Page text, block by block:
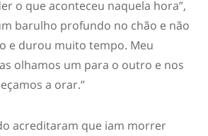
o que aconteceu naquela hora”,
barulho profundo no chão e não
e durou muito tempo. Meu
olhamos um para o outro e nos
a orar.”
acreditaram que iam morrer